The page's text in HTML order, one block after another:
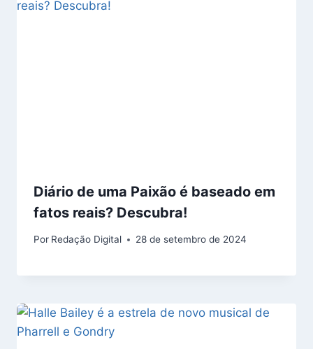
Diário de uma Paixão é baseado em
fatos reais? Descubra!
Por Redação Digital 28 de setembro de 2024